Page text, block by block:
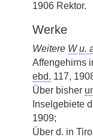
1906 Rektor.
Werke
Weitere W u.
Affengehirns
ebd. 117,
Über bisher
Inselgebiete
1909;
Über d. in